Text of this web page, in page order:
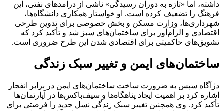
داشته، اما «تازه به دوران رسیدگی» ناشی از درآمدهای نفتی، این
فرهنگ را تضعیف کرده است. او خواستار همکاری دانشگاه‌ها،
شهرداری‌ها، وزارت مسکن و بخش خصوصی برای تدوین طرحی
اقتصادی و الزام‌آور برای ساختمان‌های سبز شد و تأکید کرد که
تشویق‌های حاکمیتی برای اقتصادی شدن این طرح ضروری است.
ساختمان‌های ایمن و تغییر سبک زندگی
دژآگاه سپس به ضرورت ساخت ساختمان‌های ایمن در برابر انفجار
اشاره کرد بر اهمیت ایجاد پناهگاه‌ها و سیف‌باکس‌ها در آپارتمان‌ها
تأکید کرد. وی همچنین تغییر سبک زندگی نسل جدید را فرصتی برای